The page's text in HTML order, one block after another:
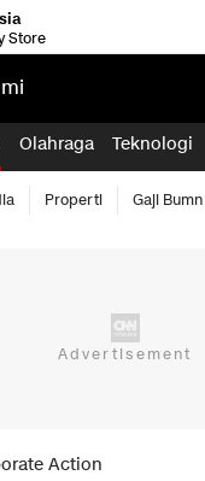
Store
Olahraga Teknologi
Properti Gaji Bumn
Action